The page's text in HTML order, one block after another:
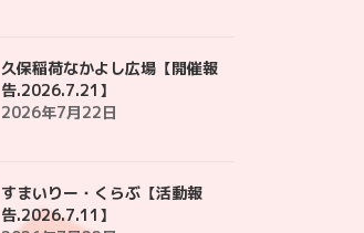
久保稲荷なかよし広場【開催報
告.2026.7.21】
2026年7月22日
すまいりー・くらぶ【活動報
告.2026.7.11】